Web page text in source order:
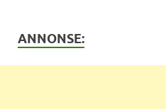
ANNONSE: